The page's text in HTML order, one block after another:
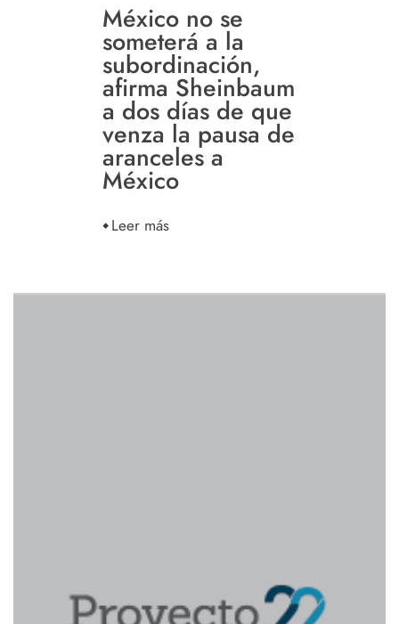
México no se
someterá a la
subordinación,
afirma Sheinbaum
a dos días de que
venza la pausa de
aranceles a
México
Leer más